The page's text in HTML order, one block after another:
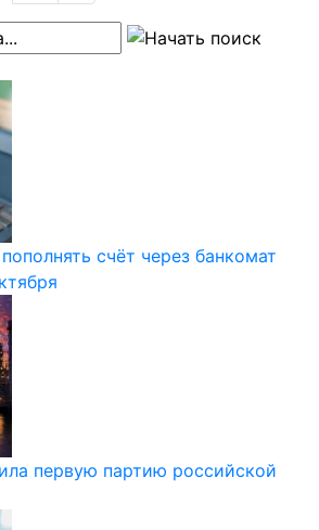
счёт через банкомат
первую партию российской